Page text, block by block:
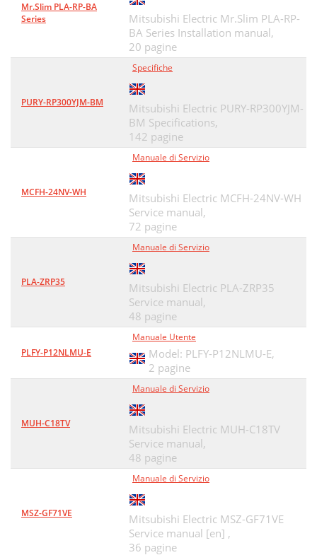
Mr.Slim PLA-RP-BA
Series
Mitsubishi Electric Mr.Slim PLA-RP-
BA Series Installation manual,
20 pagine
PURY-RP300YJM-BM
Specifiche
Mitsubishi Electric PURY-RP300YJM-
BM Specifications,
142 pagine
MCFH-24NV-WH
Manuale di Servizio
Mitsubishi Electric MCFH-24NV-WH
Service manual,
72 pagine
PLA-ZRP35
Manuale di Servizio
Mitsubishi Electric PLA-ZRP35
Service manual,
48 pagine
PLFY-P12NLMU-E
Manuale Utente
Model: PLFY-P12NLMU-E,
2 pagine
MUH-C18TV
Manuale di Servizio
Mitsubishi Electric MUH-C18TV
Service manual,
48 pagine
MSZ-GF71VE
Manuale di Servizio
Mitsubishi Electric MSZ-GF71VE
Service manual [en] ,
36 pagine